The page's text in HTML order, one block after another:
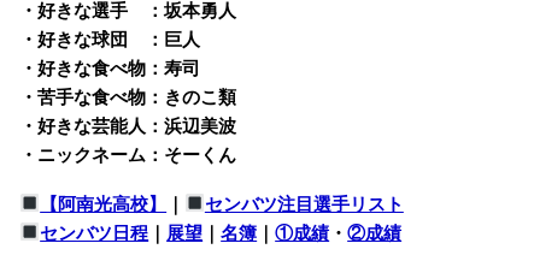
・好きな選手 ：坂本勇人
・好きな球団 ：巨人
・好きな食べ物：寿司
・苦手な食べ物：きのこ類
・好きな芸能人：浜辺美波
・ニックネーム：そーくん
【阿南光高校】 ｜
センバツ注目選手リスト
センバツ日程 ｜ 展望 ｜名簿 ｜①成績 ・②成績